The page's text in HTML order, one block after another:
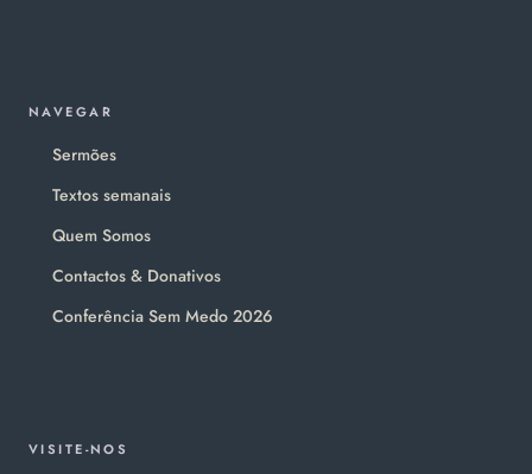
NAVEGAR
Sermões
Textos semanais
Quem Somos
Contactos & Donativos
Conferência Sem Medo 2026
VISITE-NOS